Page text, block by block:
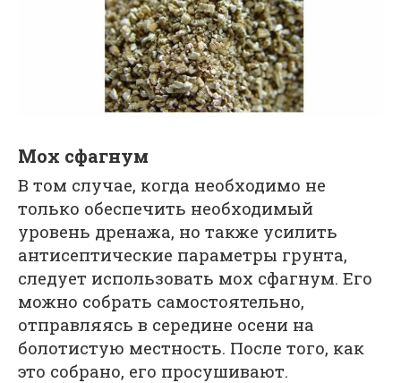
Мох сфагнум
В том случае, когда необходимо не
только обеспечить необходимый
уровень дренажа, но также усилить
антисептические параметры грунта,
следует использовать мох сфагнум. Его
можно собрать самостоятельно,
отправляясь в середине осени на
болотистую местность. После того, как
это собрано, его просушивают.